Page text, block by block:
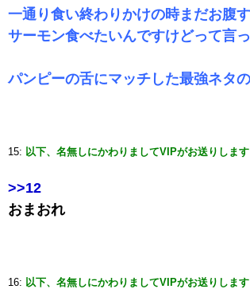
一通り食い終わりかけの時まだお腹
サーモン食べたいんですけどって言
パンピーの舌にマッチした最強ネタ
15: 以下、名無しにかわりましてVIPがお送りします
>>12
おまおれ
16: 以下、名無しにかわりましてVIPがお送りします